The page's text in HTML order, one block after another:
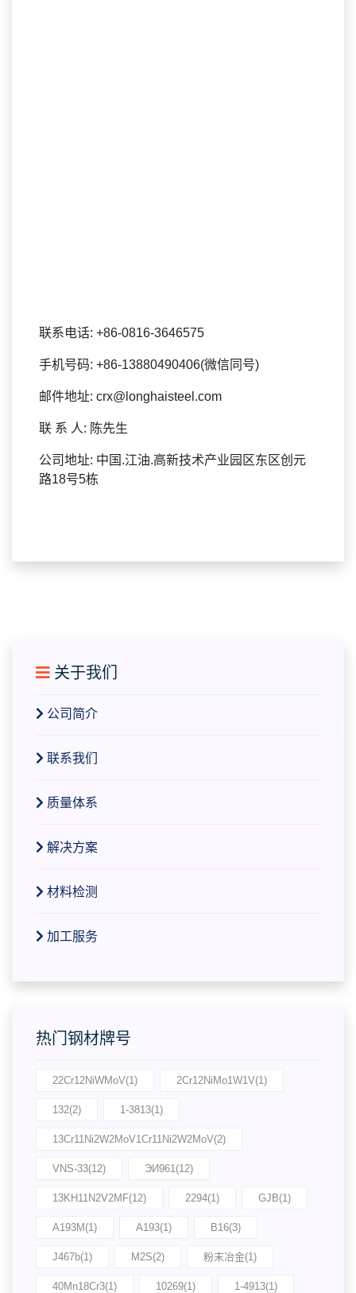
联系电话: +86-0816-3646575
手机号码: +86-13880490406(微信同号)
邮件地址: crx@longhaisteel.com
联 系 人: 陈先生
公司地址: 中国.江油.高新技术产业园区东区创元
路18号5栋
关于我们
公司简介
联系我们
质量体系
解决方案
材料检测
加工服务
热门钢材牌号
22Cr12NiWMoV(1) 2Cr12NiMo1W1V(1)
132(2) 1-3813(1)
13Cr11Ni2W2MoV1Cr11Ni2W2MoV(2)
VNS-33(12) ЭИ961(12)
13KH11N2V2MF(12) 2294(1) GJB(1)
A193M(1) A193(1) B16(3)
J467b(1) M2S(2) 粉末冶金(1)
40Mn18Cr3(1) 10269(1) 1-4913(1)